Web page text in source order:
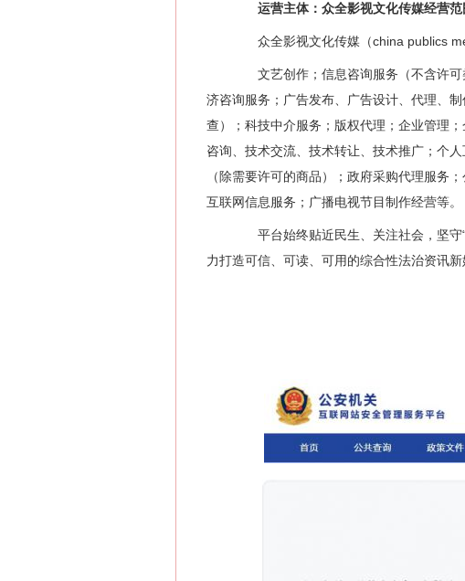
运营主体：众全影视文化传媒经营范
众全影视文化传媒（china publics
文艺创作；信息咨询服务（不含许可
济咨询服务；广告发布、广告设计、代理、
查）；科技中介服务；版权代理；企业管理
咨询、技术交流、技术转让、技术推广；个
（除需要许可的商品）；政府采购代理服务
互联网信息服务；广播电视节目制作经营等。
平台始终贴近民生、关注社会，坚守“
力打造可信、可读、可用的综合性法治资讯新